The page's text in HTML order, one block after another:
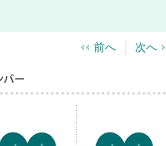
前へ 次へ